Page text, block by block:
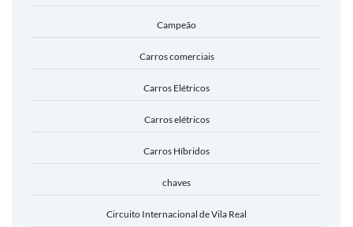
Campeão
Carros comerciais
Carros Elétricos
Carros elétricos
Carros Híbridos
chaves
Circuito Internacional de Vila Real